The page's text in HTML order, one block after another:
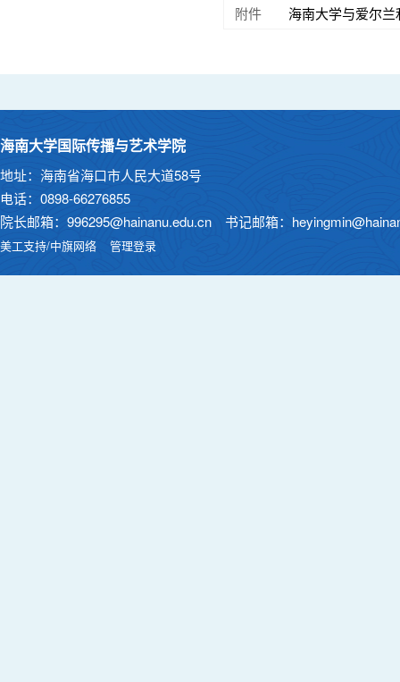
附件 海南大学与爱尔
海南大学国际传播与艺术学院
地址：海南省海口市人民大道58号
电话：0898-66276855
院长邮箱：996295@hainanu.edu.cn 书记邮箱：
美工支持/中旗网络 管理登录